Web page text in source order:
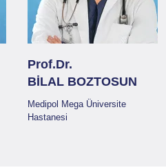
Prof.Dr.
BİLAL BOZTOSUN
Medipol Mega Üniversite
Hastanesi